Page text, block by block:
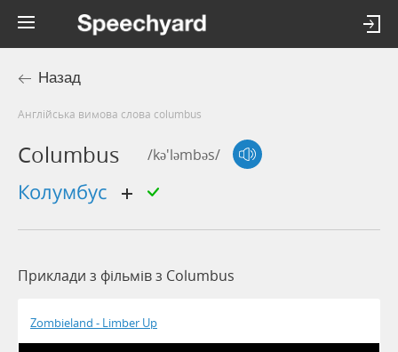
Назад
Англійська вимова слова columbus
Columbus /kə'ləmbəs/
Колумбус
Приклади з фільмів з Columbus
Zombieland - Limber Up